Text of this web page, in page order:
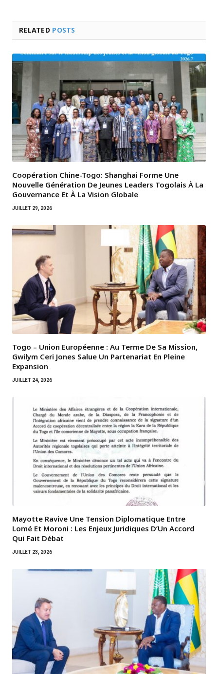
RELATED POSTS
Coopération Chine-Togo: Shanghai Forme Une
Nouvelle Génération De Jeunes Leaders Togolais À La
Gouvernance Et À La Vision Globale
JUILLET 29, 2026
Togo – Union Européenne : Au Terme De Sa Mission,
Gwilym Ceri Jones Salue Un Partenariat En Pleine
Expansion
JUILLET 24, 2026
Mayotte Ravive Une Tension Diplomatique Entre
Lomé Et Moroni : Les Enjeux Juridiques D’Un Accord
Qui Fait Débat
JUILLET 23, 2026